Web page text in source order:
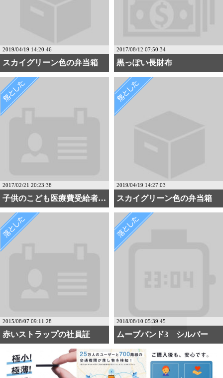
2019/04/19 14:20:46
スカイグリーン色の弁当箱
2017/08/12 07:50:34
黒っぽい長財布
2017/02/21 20:23:38
子供のこども医療費受給者・・・
2019/04/19 14:27:03
スカイグリーン色の弁当箱
2015/08/07 09:11:28
赤いストラップの社員証
2018/08/10 05:39:45
ムーブバンド3 シルバー